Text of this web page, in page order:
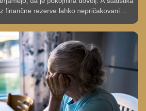
finančne rezerve lahko nepričakovani